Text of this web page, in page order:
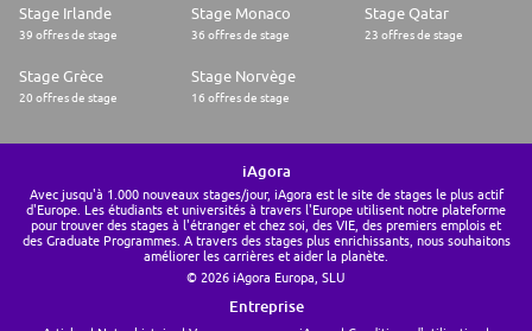
Stage Irlande
39 offres de stage
Stage Monaco
36 offres de stage
Stage Qatar
23 offres de stage
Stage Grèce
20 offres de stage
Stage Norvège
16 offres de stage
iAgora
Avec jusqu'à 1.000 nouveaux stages/jour, iAgora est le site de stages le plus actif
d'Europe. Les étudiants et universités à travers l'Europe utilisent notre plateforme
pour trouver des stages à l'étranger et chez soi, des VIE, des premiers emplois et
des Graduate Programmes. A travers des stages plus enrichissants, nous souhaitons
améliorer les carrières et aider la planète.
© 2026 iAgora Europa, SLU
Entreprise